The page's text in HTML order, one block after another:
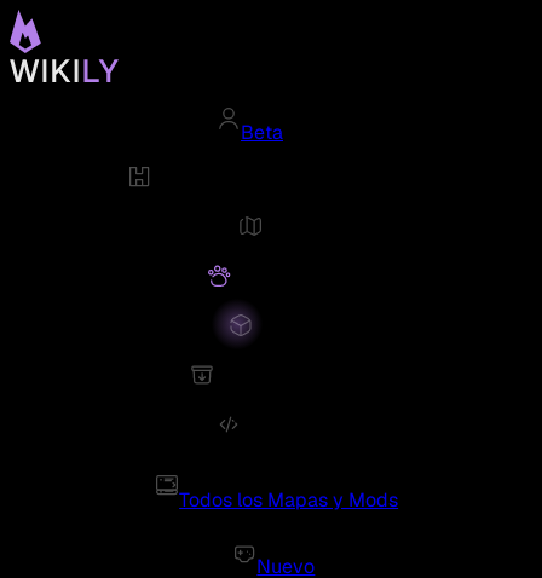
Beta
Todos los Mapas y Mods
Nuevo